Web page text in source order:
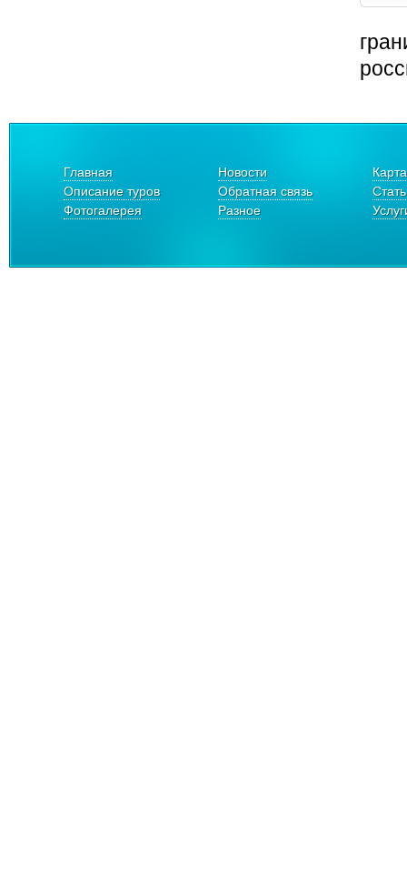
Главная Новости
Описание туров
Обратная связь
Фотогалерея
Разное